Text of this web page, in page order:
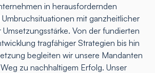
in herausfordernden
mit ganzheitlicher
Von der fundierten
tragfähiger Strategien bis hin
begleiten wir unsere Mandanten
zu nachhaltigem Erfolg. Unser